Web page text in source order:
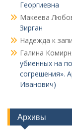
Георгиевна
Макеева
Зирган
Надежда к
Галина
убиенных на
согрешения».
Иванович)
Архивы